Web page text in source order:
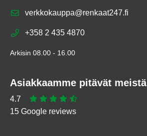
verkkokauppa@renkaat247.fi
+358 2 435 4870
Arkisin 08.00 - 16.00
Asiakkaamme pitävät meistä
4.7
15 Google reviews